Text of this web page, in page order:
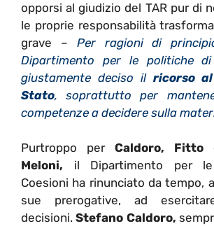
opporsi al giudizio del TAR pur di
le proprie responsabilità
grave – Per ragioni di
Dipartimento per le politiche di
giustamente deciso il ricorso
Stato, soprattutto per
competenze a decidere sulla
Purtroppo per Caldoro, Fitto
Meloni, il Dipartimento per
Coesioni ha rinunciato da tempo,
sue prerogative, ad
decisioni.Stefano Caldoro,